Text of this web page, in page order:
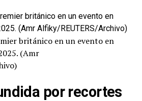
británico en un evento en
(Amr
por recortes